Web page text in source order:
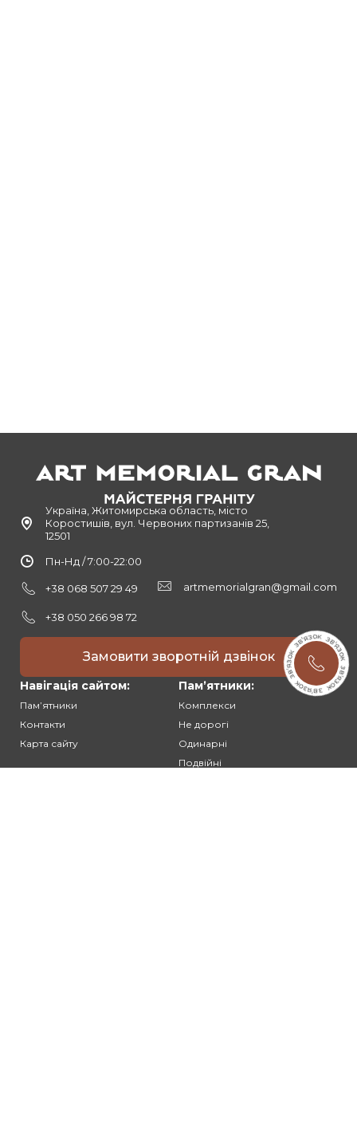
Україна, Житомирська область, місто
Коростишів, вул. Червоних партизанів 25,
12501
Пн-Нд / 7:00-22:00
+38 068 507 29 49
+38 050 266 98 72
artmemorialgran@gmail.com
Замовити зворотній дзвінок
Навігація сайтом:
Памʼятники
Контакти
Карта сайту
Памʼятники:
Комплекси
Не дорогі
Одинарні
Подвійні